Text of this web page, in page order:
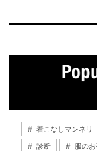
着こなしマンネリ
診断
服の